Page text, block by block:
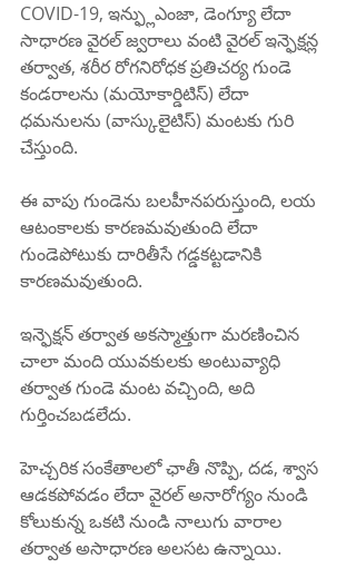
COVID-19, ఇన్ఫ్లుఎంజా, డెంగ్యూ లేదా
సాధారణ వైరల్ జ్వరాలు వంటి వైరల్ ఇన్ఫెక్షన్ల
తర్వాత, శరీర రోగనిరోధక ప్రతిచర్య గుండె
కండరాలను (మయోకార్డిటిస్) లేదా
ధమనులను (వాస్కులైటిస్) మంటకు గురి
చేస్తుంది.
ఈ వాపు గుండెను బలహీనపరుస్తుంది, లయ
ఆటంకాలకు కారణమవుతుంది లేదా
గుండెపోటుకు దారితీసే గడ్డకట్టడానికి
కారణమవుతుంది.
ఇన్ఫెక్షన్ తర్వాత అకస్మాత్తుగా మరణించిన
చాలా మంది యువకులకు అంటువ్యాధి
తర్వాత గుండె మంట వచ్చింది, అది
గుర్తించబడలేదు.
హెచ్చరిక సంకేతాలలో ఛాతీ నొప్పి, దడ, శ్వాస
ఆడకపోవడం లేదా వైరల్ అనారోగ్యం నుండి
కోలుకున్న ఒకటి నుండి నాలుగు వారాల
తర్వాత అసాధారణ అలసట ఉన్నాయి.